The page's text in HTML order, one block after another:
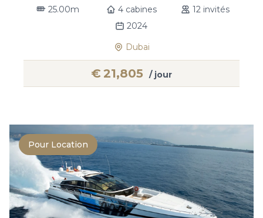
25.00m 4 cabines
12 invités
2024
Dubai
€21,805 / jour
Pour Location